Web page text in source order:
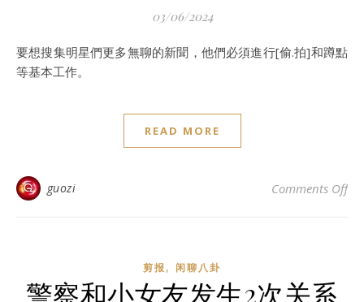
03/06/2024
要想搜集明星們更多無聊的新聞，他們必須進行[偷.拍]和蹲點
等基本工作。
READ MORE
guozi Comments Offon
剪报, 闲聊八卦
警察和小女友发生2次关系